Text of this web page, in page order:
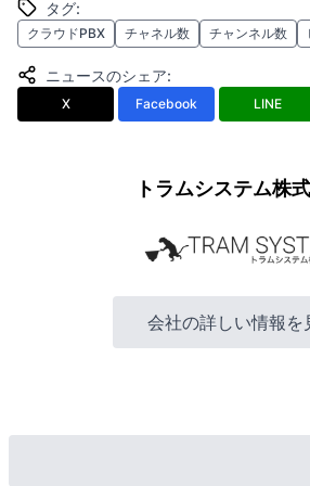
タグ:
クラウドPBX チャネル数 チャンネル数
ニュースのシェア:
X Facebook LINE
トラムシステム株
会社の詳しい情報を